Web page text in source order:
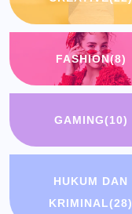
FASHION(8)
GAMING(10)
HUKUM DAN
KRIMINAL(28)